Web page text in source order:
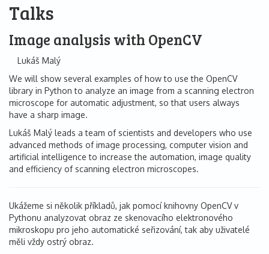
Talks
Image analysis with OpenCV
Lukáš Malý
We will show several examples of how to use the OpenCV
library in Python to analyze an image from a scanning electron
microscope for automatic adjustment, so that users always
have a sharp image.
Lukáš Malý leads a team of scientists and developers who use
advanced methods of image processing, computer vision and
artificial intelligence to increase the automation, image quality
and efficiency of scanning electron microscopes.
Ukážeme si několik příkladů, jak pomocí knihovny OpenCV v
Pythonu analyzovat obraz ze skenovacího elektronového
mikroskopu pro jeho automatické seřizování, tak aby uživatelé
měli vždy ostrý obraz.